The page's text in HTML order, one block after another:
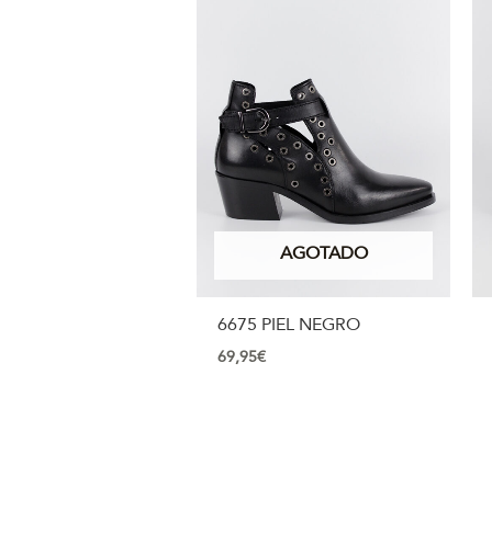
AGOTADO
6675 PIEL NEGRO
69,95€